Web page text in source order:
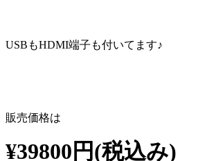
USBもHDMI端子も付いてます♪
販売価格は
¥39800円(税込み)